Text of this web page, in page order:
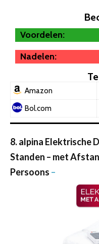
Voordelen:
Nadelen:
Amazon
Bol.com
8. alpina Elektrische
Standen – met
Persoons –